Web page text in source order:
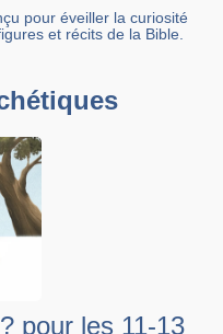
pour éveiller la curiosité
et récits de la Bible.
pour les 11-13